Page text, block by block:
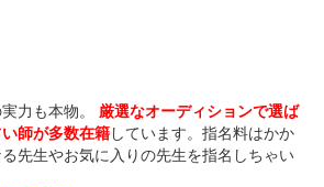
力も本物。
厳選なオーディションで選ば
師が多数在籍 しています。指名料はかか
先生やお気に入りの先生を指名しちゃい